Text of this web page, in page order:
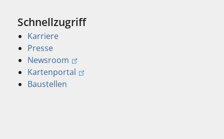
Schnellzugriff
Karriere
Presse
Newsroom
Kartenportal
Baustellen